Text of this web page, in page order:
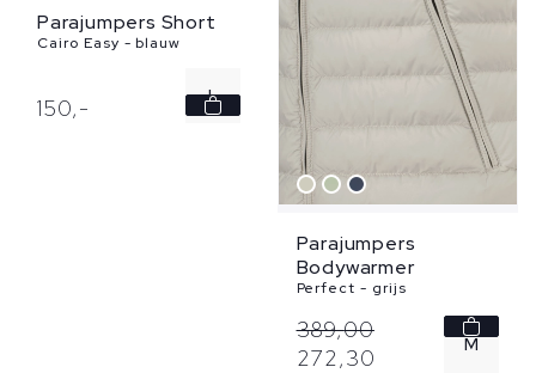
Parajumpers Short
Cairo Easy - blauw
150,- L
Parajumpers
Bodywarmer
Perfect - grijs
389,00
272,30 M